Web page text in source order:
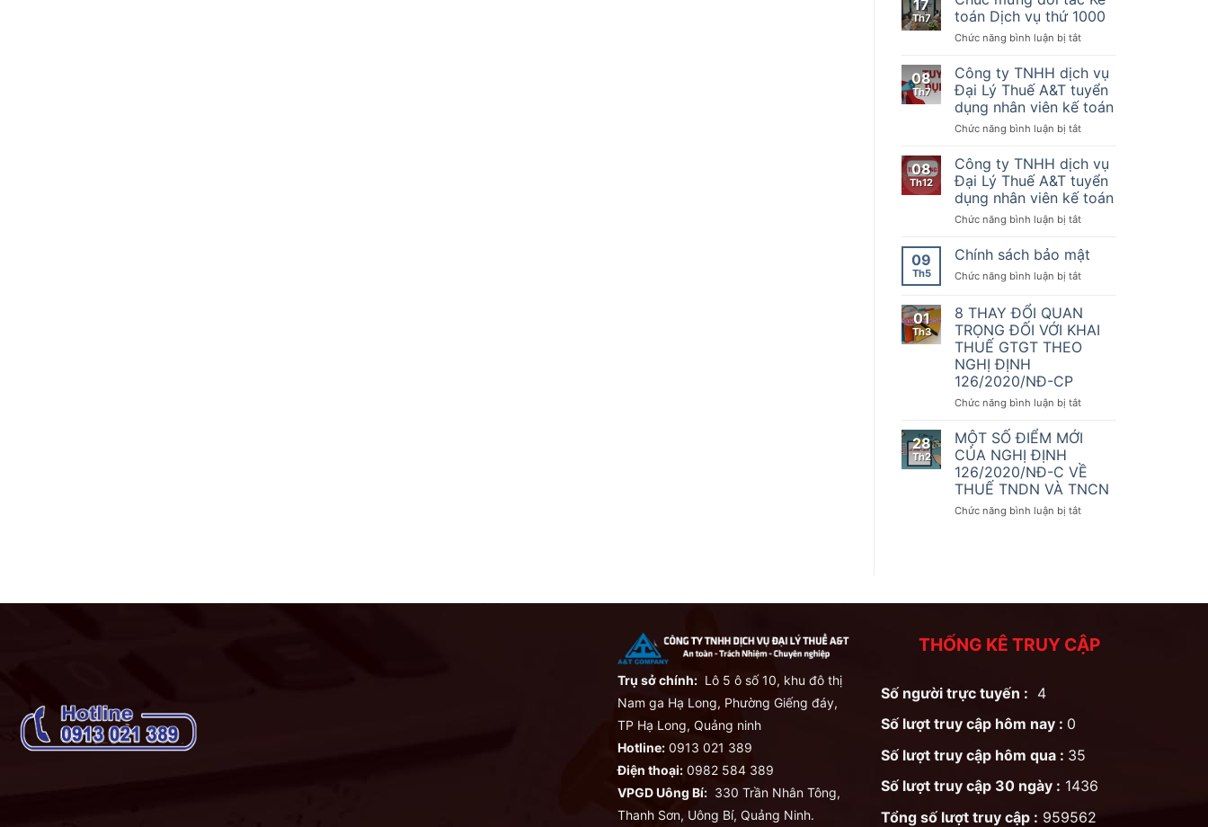
2020
Chính
quy
định
về
từ,
Nghị
định
ngày
20
3
năm
2025
sửa
điều
Nghị
định
Nhân
viên
kế
–
Nơi
quy
những
KTDV
chuyên
nghiệp
nhất
sàng
đồng
hành
cùng
doanh
hộ
doanh
đổi
số
17
Th7
toán Dịch vụ thứ 1000
Chức năng bình luận bị tắtở
mừng
đối
tác
Kế
toán
vụ
thứ
1000
08
Th7
Công ty TNHH dịch vụ
Đại Lý Thuế A&T tuyển
dụng nhân viên kế toán
Chức năng bình luận bị tắtở
ty
TNHH
dịch
vụ
Đại
Thuế
A&T
tuyển
nhân
viên
kế
08
Th12
Công ty TNHH dịch vụ
Đại Lý Thuế A&T tuyển
dụng nhân viên kế toán
Chức năng bình luận bị tắtở
ty
TNHH
dịch
Đại
Lý
nhân
kế
toán
09
Th5
Chính sách bảo mật
Chức năng bình luận bị tắtở
sách
bảo
mật
01
Th3
8 THAY ĐỔI QUAN
TRỌNG ĐỐI VỚI KHAI
THUẾ GTGT THEO
NGHỊ ĐỊNH
126/2020/NĐ-CP
Chức năng bình luận bị tắtở
THAY
ĐỔI
QUAN
TRỌNG
ĐỐI
VỚI
28
Th2
MỘT SỐ ĐIỂM MỚI
CỦA NGHỊ ĐỊNH
126/2020/NĐ-C VỀ
THUẾ TNDN VÀ TNCN
Chức năng bình luận bị tắtở
NGHỊ
126/2020/NĐ-
C
Trụ sở chính: Lô 5 ô số 10, khu đô thị
Nam ga Hạ Long, Phường Giếng đáy,
TP Hạ Long, Quảng ninh
Hotline: 0913 021 389
Điện thoại: 0982 584 389
VPGD Uông Bí: 330 Trần Nhân Tông,
Thanh Sơn, Uông Bí, Quảng Ninh.
THỐNG KÊ TRUY CẬP
Số người trực tuyến : 4
Số lượt truy cập hôm nay : 0
Số lượt truy cập hôm qua : 35
Số lượt truy cập 30 ngày : 1436
Tổng số lượt truy cập : 959562